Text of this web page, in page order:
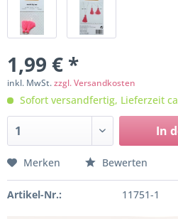
1,99 € *
inkl. MwSt.zzgl. Versandkosten
Sofort versandfertig, Lieferzeit
In
Merken Bewerten
Artikel-Nr.: 11751-1